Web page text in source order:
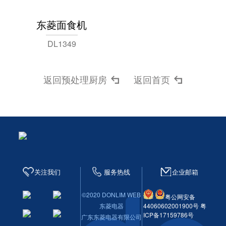
+ CLICK
东菱面食机
DL1349
返回预处理厨房 返回首页
关注我们 服务热线
©2020 DONLIM WEB
东菱电器
广东东菱电器有限公司
企业邮箱
粤公网安备
44060602001900号 粤
ICP备17159786号